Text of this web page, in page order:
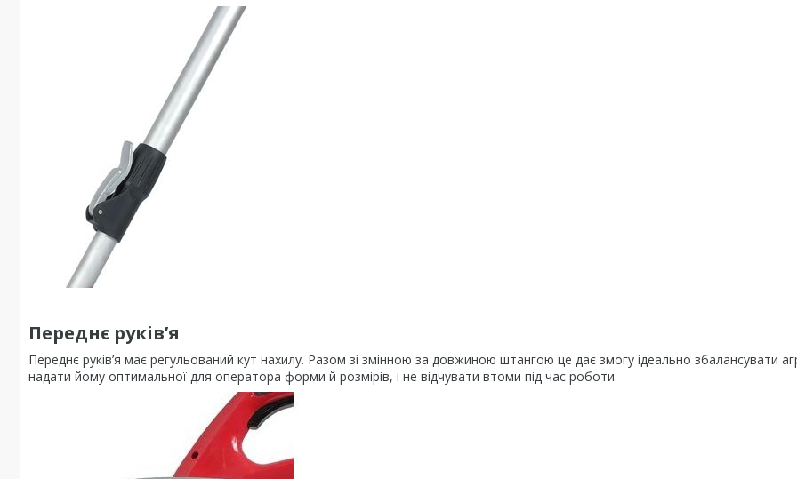
Переднє руків’я
Переднє руків’я має регульований кут нахилу. Разом зі змінною за довжиною штангою це дає змогу ідеально збалансувати
надати йому оптимальної для оператора форми й розмірів, і не відчувати втоми під час роботи.